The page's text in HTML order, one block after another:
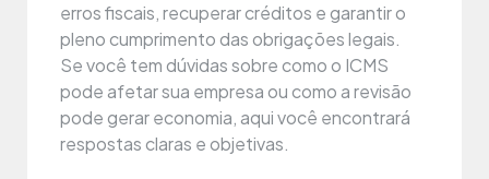
erros fiscais, recuperar créditos e garantir o
pleno cumprimento das obrigações legais.
Se você tem dúvidas sobre como o ICMS
pode afetar sua empresa ou como a revisão
pode gerar economia, aqui você encontrará
respostas claras e objetivas.